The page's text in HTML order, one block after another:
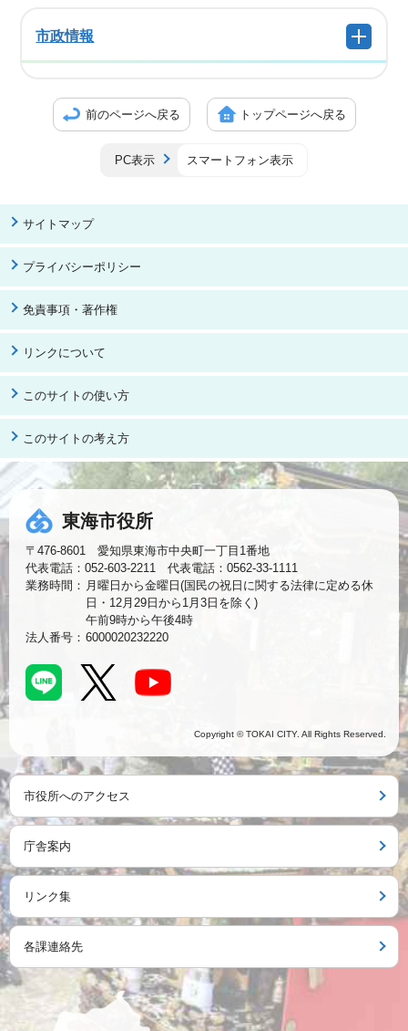
市政情報
前のページへ戻る トップページへ戻る
PC表示 スマートフォン表示
サイトマップ
プライバシーポリシー
免責事項・著作権
リンクについて
このサイトの使い方
このサイトの考え方
東海市役所
〒476-8601 愛知県東海市中央町一丁目1番地
代表電話：052-603-2211 代表電話：0562-33-1111
業務時間： 月曜日から金曜日(国民の祝日に関する法律に定める休
日・12月29日から1月3日を除く)
午前9時から午後4時
法人番号： 6000020232220
Copyright © TOKAI CITY. All Rights Reserved.
市役所へのアクセス
庁舎案内
リンク集
各課連絡先